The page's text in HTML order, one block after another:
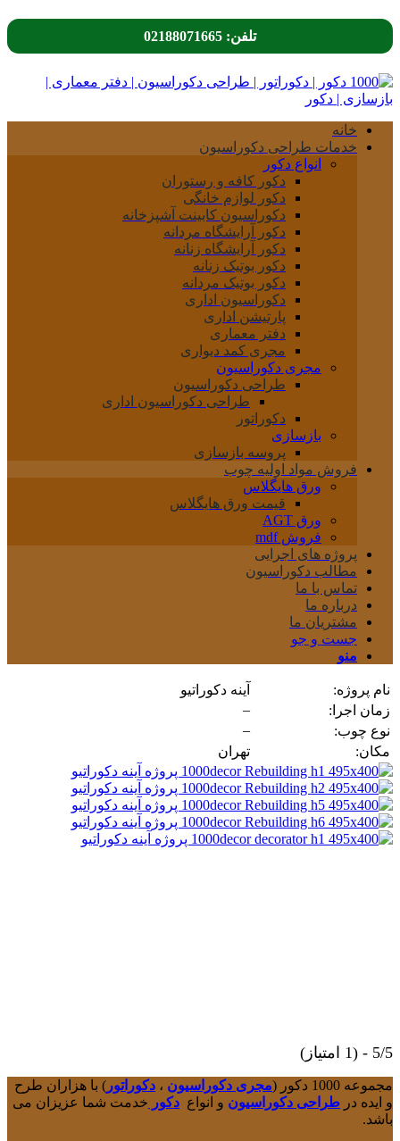
تلفن: 02188071665
خانه
خدمات طراحی دکوراسیون
انواع دکور
دکور کافه و رستوران
دکور لوازم خانگی
دکوراسیون کابینت آشپزخانه
دکور آرایشگاه مردانه
دکور آرایشگاه زنانه
دکور بوتیک زنانه
دکور بوتیک مردانه
دکوراسیون اداری
پارتیشن اداری
دفتر معماری
مجری کمد دیواری
مجری دکوراسیون
طراحی دکوراسیون
طراحی دکوراسیون اداری
دکوراتور
بازسازی
پروسه بازسازی
فروش مواد اولیه چوب
ورق هایگلاس
قیمت ورق هایگلاس
ورق AGT
فروش mdf
پروژه های اجرایی
مطالب دکوراسیون
تماس با ما
درباره ما
مشتریان ما
جست و جو
منو
نام پروژه:
آینه دکوراتیو
زمان اجرا:
–
نوع چوب:
–
مکان:
تهران
5/5 - (1 امتیاز)
مجموعه 1000 دکور ( مجری دکوراسیون ، دکوراتور ) با هزاران طرح
و ایده در طراحی دکوراسیون و انواع دکور خدمت شما عزیزان می
باشد.